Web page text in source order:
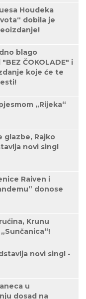
Houdeka
dobila je
blago
ČOKOLADE" i
koje će te
„Rijeka“
glazbe, Rajko
novi singl
Raiven i
donose
Krunu
novi singl -
u
dosad na